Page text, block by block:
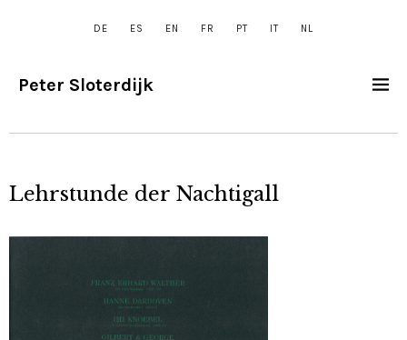
DE ES EN FR PT IT NL
Peter Sloterdijk
Lehrstunde der Nachtigall